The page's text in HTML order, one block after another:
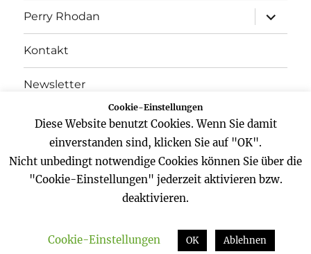
Perry Rhodan
öffnen
Kontakt
Newsletter
Datenschutz
FacebookTwitterYouTube
Zeitreisender Datenschutz
Stolz präsentiert von
Cookie-Einstellungen
Diese Website benutzt Cookies. Wenn Sie damit
einverstanden sind, klicken Sie auf "OK".
Nicht unbedingt notwendige Cookies können Sie über die
"Cookie-Einstellungen" jederzeit aktivieren bzw.
deaktivieren.
Cookie-Einstellungen OK Ablehnen